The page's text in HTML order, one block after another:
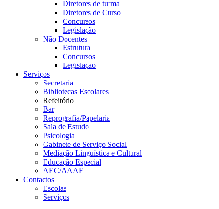
Diretores de turma
Diretores de Curso
Concursos
Legislação
Não Docentes
Estrutura
Concursos
Legislação
Serviços
Secretaria
Bibliotecas Escolares
Refeitório
Bar
Reprografia/Papelaria
Sala de Estudo
Psicologia
Gabinete de Serviço Social
Mediação Linguística e Cultural
Educação Especial
AEC/AAAF
Contactos
Escolas
Serviços